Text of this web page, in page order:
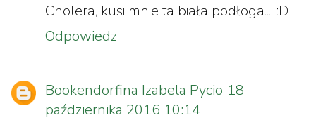
Cholera, kusi mnie ta biała podłoga.... :D
Odpowiedz
Bookendorfina Izabela Pycio 18
października 2016 10:14